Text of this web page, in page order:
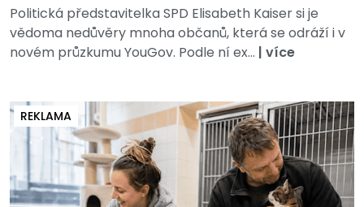
Politická představitelka SPD Elisabeth Kaiser si je
vědoma nedůvěry mnoha občanů, která se odráží i v
novém průzkumu YouGov. Podle ní ex... | více
REKLAMA